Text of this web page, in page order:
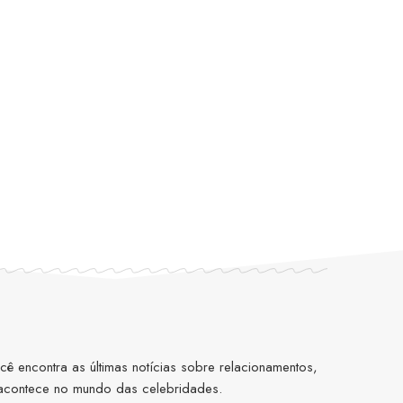
encontra as últimas notícias sobre relacionamentos,
no mundo das celebridades.